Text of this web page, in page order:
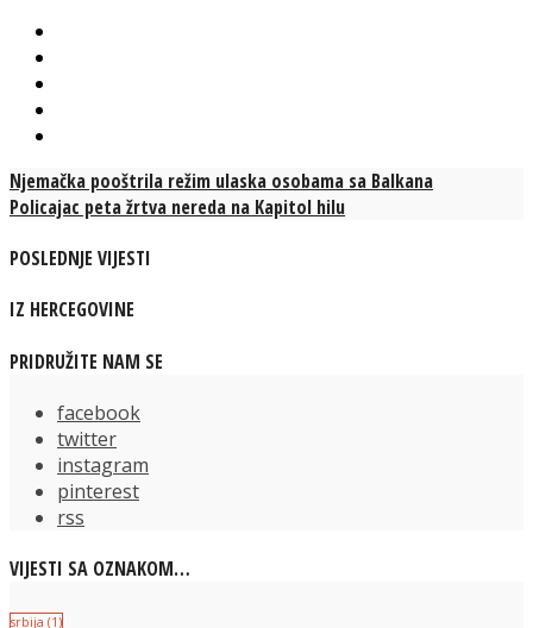
Njemačka pooštrila režim ulaska osobama sa Balkana
Policajac peta žrtva nereda na Kapitol hilu
POSLEDNJE VIJESTI
IZ HERCEGOVINE
PRIDRUŽITE NAM SE
facebook
twitter
instagram
pinterest
rss
VIJESTI SA OZNAKOM…
srbija (1)